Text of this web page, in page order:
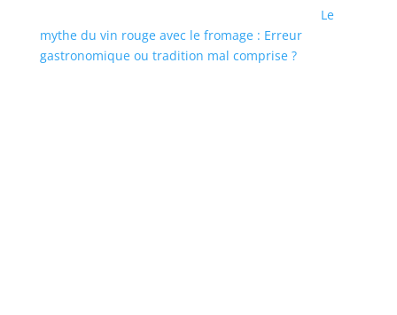
Le
mythe du vin rouge avec le fromage : Erreur
gastronomique ou tradition mal comprise ?